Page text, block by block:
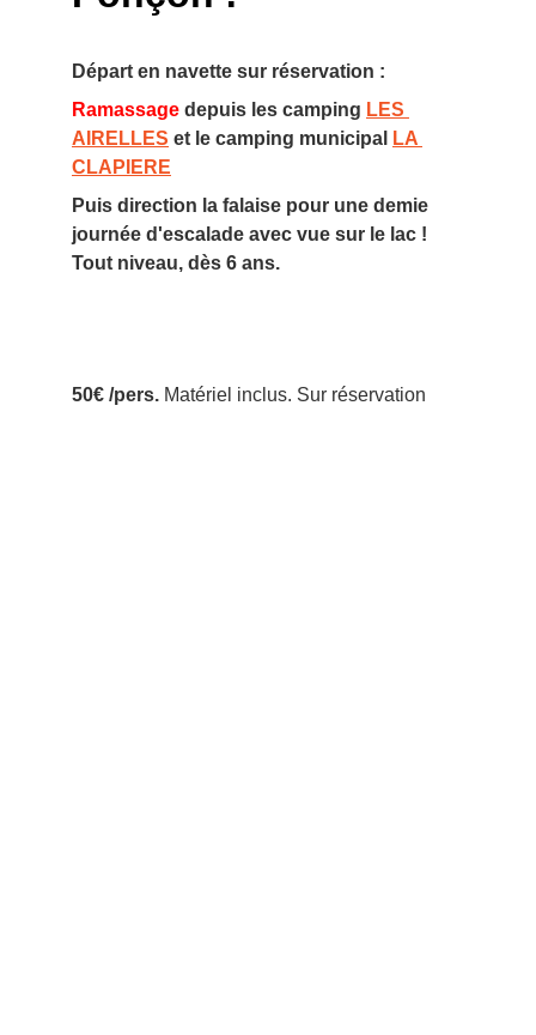
Départ en navette sur réservation :
Ramassage depuis les camping LES
AIRELLES et le camping municipal
LA
CLAPIERE
Puis direction la falaise pour une demie
journée d'escalade avec vue sur le lac !
Tout niveau, dès 6 ans.
50€ /pers. Matériel inclus. Sur réservation